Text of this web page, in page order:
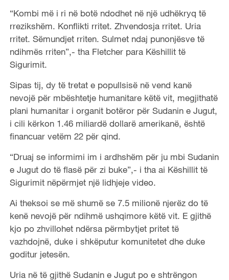
“Kombi më i ri në botë ndodhet në një udhëkryq të
rrezikshëm. Konflikti rritet. Zhvendosja rritet. Uria
rritet. Sëmundjet rriten. Sulmet ndaj punonjësve të
ndihmës rriten”,- tha Fletcher para Këshillit të
Sigurimit.
Sipas tij, dy të tretat e popullsisë në vend kanë
nevojë për mbështetje humanitare këtë vit, megjithatë
plani humanitar i organit botëror për Sudanin e Jugut,
i cili kërkon 1.46 miliardë dollarë amerikanë, është
financuar vetëm 22 për qind.
“Druaj se informimi im i ardhshëm për ju mbi Sudanin
e Jugut do të flasë për zi buke”,- i tha ai Këshillit të
Sigurimit nëpërmjet një lidhjeje video.
Ai theksoi se më shumë se 7.5 milionë njerëz do të
kenë nevojë për ndihmë ushqimore këtë vit. E gjithë
kjo po zhvillohet ndërsa përmbytjet pritet të
vazhdojnë, duke i shkëputur komunitetet dhe duke
goditur jetesën.
Uria në të gjithë Sudanin e Jugut po e shtrëngon